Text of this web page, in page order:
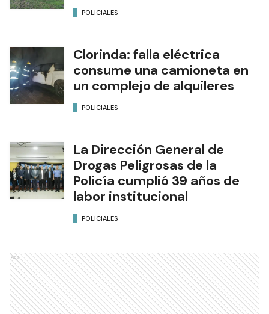
POLICIALES
Clorinda: falla eléctrica
consume una camioneta en
un complejo de alquileres
POLICIALES
La Dirección General de
Drogas Peligrosas de la
Policía cumplió 39 años de
labor institucional
POLICIALES
Ads